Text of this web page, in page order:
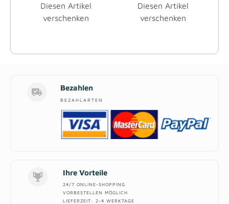
Diesen Artikel
verschenken
Diesen Artikel
verschenken
Bezahlen
BEZAHLARTEN
Ihre Vorteile
24/7 ONLINE-SHOPPING
VORBESTELLEN MÖGLICH
LIEFERZEIT: 2-4 WERKTAGE